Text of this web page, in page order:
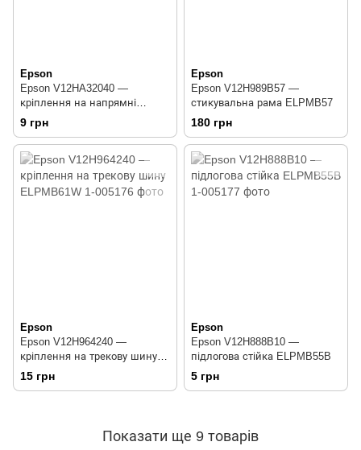
Epson
Epson V12HA32040 —
кріплення на напрямні
ELPMB66W
9 грн
Epson
Epson V12H989B57 —
стикувальна рама ELPMB57
180 грн
Epson
Epson V12H964240 —
кріплення на трекову шину
ELPMB61W
15 грн
Epson
Epson V12H888B10 —
підлогова стійка ELPMB55B
5 грн
Показати ще 9 товарів